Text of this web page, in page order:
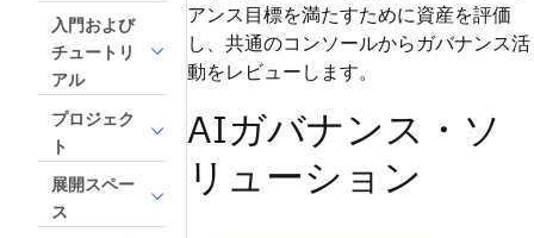
入門および
チュートリ
アル
プロジェク
ト
展開スペー
ス
アンス目標を満たすために資産を評価
し、共通のコンソールからガバナンス活
動をレビューします。
AIガバナンス・ソ
リューション